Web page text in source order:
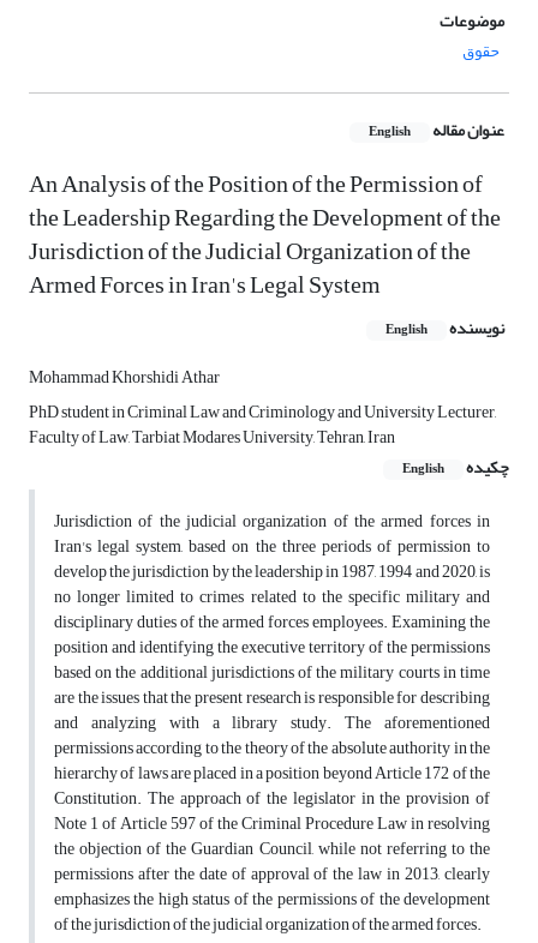
موضوعات
حقوق
عنوان مقاله English
An Analysis of the Position of the Permission of
the Leadership Regarding the Development of the
Jurisdiction of the Judicial Organization of the
Armed Forces in Iran's Legal System
نویسنده English
Mohammad Khorshidi Athar
PhD student in Criminal Law and Criminology and University Lecturer,
Faculty of Law, Tarbiat Modares University, Tehran, Iran
چکیده
English
Jurisdiction of the judicial organization of the armed forces in
Iran's legal system, based on the three periods of permission to
develop the jurisdiction by the leadership in 1987, 1994 and 2020, is
no longer limited to crimes related to the specific military and
disciplinary duties of the armed forces employees. Examining the
position and identifying the executive territory of the permissions
based on the additional jurisdictions of the military courts in time
are the issues that the present research is responsible for describing
and analyzing with a library study. The aforementioned
permissions according to the theory of the absolute authority in the
hierarchy of laws are placed in a position beyond Article 172 of the
Constitution. The approach of the legislator in the provision of
Note 1 of Article 597 of the Criminal Procedure Law in resolving
the objection of the Guardian Council, while not referring to the
permissions after the date of approval of the law in 2013, clearly
emphasizes the high status of the permissions of the development
of the jurisdiction of the judicial organization of the armed forces.